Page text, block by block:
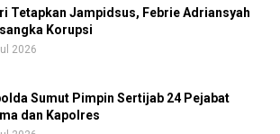
Tetapkan Jampidsus, Febrie Adriansyah
Korupsi
2026
Sumut Pimpin Sertijab 24 Pejabat
dan Kapolres